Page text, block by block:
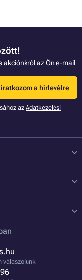
akciónkról az Ön e-mail
a hírlevélre
az Adatkezelési
válaszolunk